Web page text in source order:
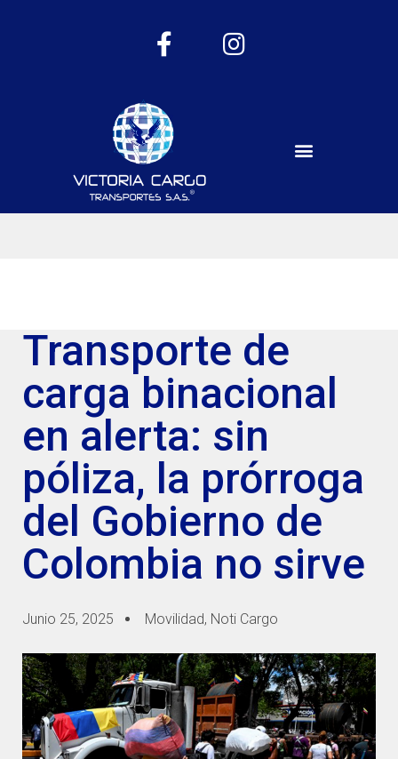
Transporte de
carga binacional
en alerta: sin
póliza, la prórroga
del Gobierno de
Colombia no sirve
Junio 25, 2025 Movilidad, Noti Cargo